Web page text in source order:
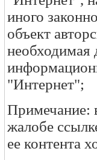
иного
объект
необходимая
"Интернет";
Примечание:
жалобе
ее контента